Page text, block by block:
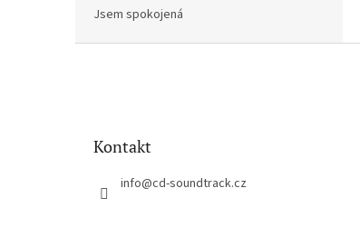
Jsem spokojená
Kontakt
info@cd-soundtrack.cz